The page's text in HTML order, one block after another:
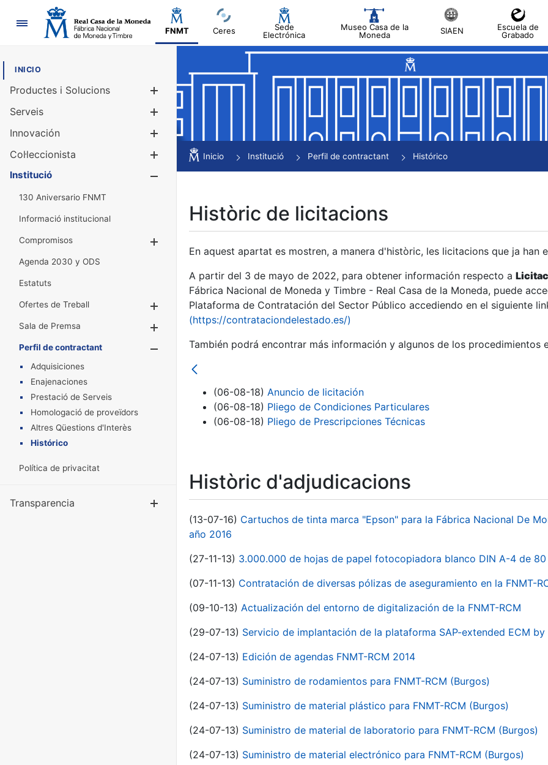
Navegació
FNMT Ceres
Sede
Electrónica
Museo Casa de la
Moneda
SIAEN
Escuela de
Grabado
INICIO
Productes i Solucions
Mostra/Amaga
Serveis
Innovación
Col·leccionista
Mostra/Amaga
Institució
130 Aniversario FNMT
Informació institucional
Compromisos
Agenda 2030 y ODS
Estatuts
Ofertes de Treball
Mostra/Amaga
Sala de Premsa
Mostra/Amaga
Perfil de contractant
Mostra/Amaga
Adquisiciones
Enajenaciones
Prestació de Serveis
Homologació de proveïdors
Altres Qüestions d'Interès
Histórico
Política de privacitat
Transparencia
Inicio Institució Perfil de contractant Histórico
Històric de licitacions
En aquest apartat es mostren, a manera d'històric, les licitacions que ja
A partir del 3 de mayo de 2022, para obtener información respecto a
Fábrica Nacional de Moneda y Timbre - Real Casa de la Moneda, puede
Plataforma de Contratación del Sector Público accediendo en el siguiente
(https://contrataciondelestado.es/)
También podrá encontrar más información y algunos de los procedimientos
(06-08-18) Anuncio de licitación
(06-08-18) Pliego de Condiciones Particulares
(06-08-18) Pliego de Prescripciones Técnicas
Històric d'adjudicacions
(13-07-16) Cartuchos de tinta marca "Epson" para la Fábrica Nacional De
año 2016
(27-11-13) 3.000.000 de hojas de papel fotocopiadora blanco DIN A-4 de 80
(07-11-13) Contratación de diversas pólizas de aseguramiento en la FNMT-
(09-10-13) Actualización del entorno de digitalización de la FNMT-RCM
(29-07-13) Servicio de implantación de la plataforma SAP-extended ECM by
(24-07-13) Edición de agendas FNMT-RCM 2014
(24-07-13) Suministro de rodamientos para FNMT-RCM (Burgos)
(24-07-13) Suministro de material plástico para FNMT-RCM (Burgos)
(24-07-13) Suministro de material de laboratorio para FNMT-RCM (Burgos)
(24-07-13) Suministro de material electrónico para FNMT-RCM (Burgos)